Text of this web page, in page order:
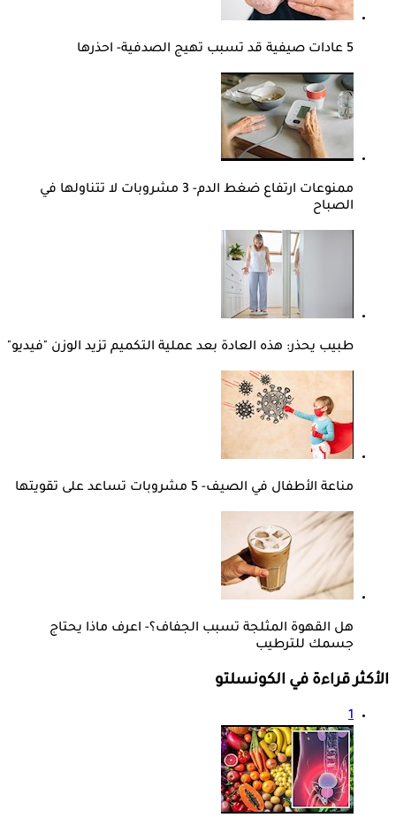
5 عادات صيفية قد تسبب تهيج الصدفية- احذرها
ممنوعات ارتفاع ضغط الدم- 3 مشروبات لا تتناولها في
الصباح
طبيب يحذر: هذه العادة بعد عملية التكميم تزيد الوزن "فيديو"
مناعة الأطفال في الصيف- 5 مشروبات تساعد على تقويتها
هل القهوة المثلجة تسبب الجفاف؟- اعرف ماذا يحتاج
جسمك للترطيب
الأكثر قراءة في الكونسلتو
1